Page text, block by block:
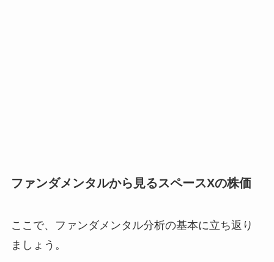
ファンダメンタルから見るスペースXの株価
ここで、ファンダメンタル分析の基本に立ち返り
ましょう。